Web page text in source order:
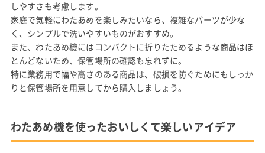
しやすさも考慮します。
家庭で気軽にわたあめを楽しみたいなら、複雑なパーツが少な
く、シンプルで洗いやすいものがおすすめ。
また、わたあめ機にはコンパクトに折りたためるような商品はほ
とんどないため、保管場所の確認も忘れずに。
特に業務用で幅や高さのある商品は、破損を防ぐためにもしっか
りと保管場所を用意してから購入しましょう。
わたあめ機を使ったおいしくて楽しいアイデア